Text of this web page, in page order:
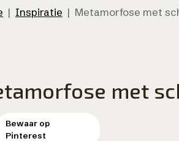
| Inspiratie | Metamorfose met
met